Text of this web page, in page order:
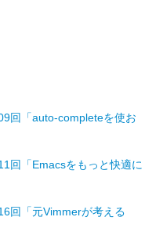
回「auto-completeを使お
回「Emacsをもっと快適に
回「元Vimmerが考える